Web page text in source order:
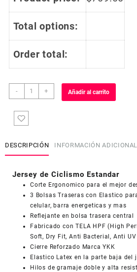
Total options:
Order total:
-
Jersey
de
Estandar
JDL515
cantidad
+ Añadir al carrito
DESCRIPCIÓN INFORMACIÓN ADICIONAL
Jersey de Ciclismo Estandar
Corte Ergonomico para el mejor
3 Bolsas Traseras con Elastico
celular, barra energeticas y mas
Reflejante en bolsa trasera central
Fabricado con TELA HPF (High
Soft, Dry Fit, Anti Bacterial, Anti UV
Cierre Reforzado Marca YKK
Elastico Latex en la parte baja del
Hilos de gramaje doble y alta
COUPONX2612652593